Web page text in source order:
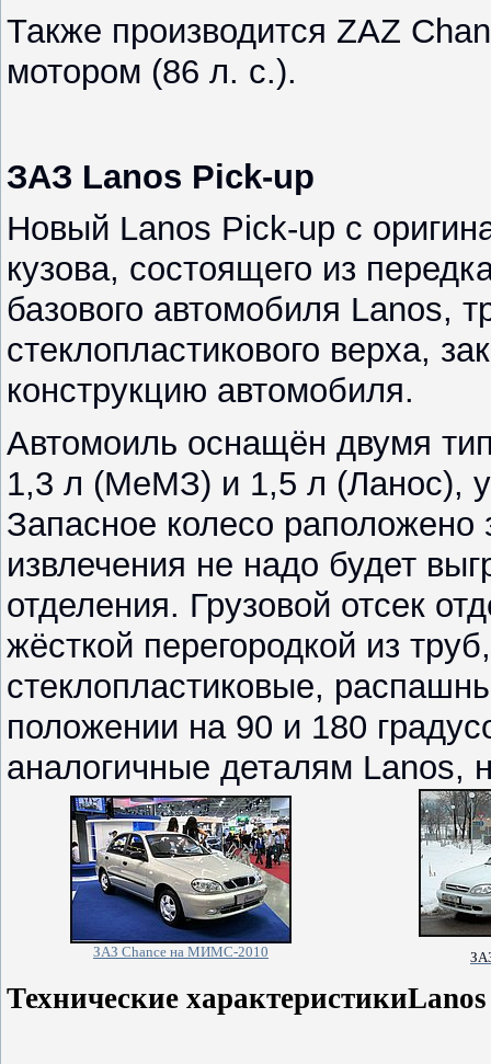
Также производится ZAZ
мотором (86 л. с.).
ЗАЗ Lanos Pick-up
Новый Lanos Pick-up с
кузова, состоящего из
базового автомобиля Lanos,
стеклопластикового верха,
конструкцию автомобиля.
Автомоиль оснащён двумя
1,3 л (МеМЗ) и 1,5 л (Ланос),
Запасное колесо раположено
извлечения не надо будет
отделения. Грузовой отсек
жёсткой перегородкой из
стеклопластиковые,
положении на 90 и 180
аналогичные деталям Lanos,
ЗАЗ Chance на МИМС-2010
Технические характеристикиLanos